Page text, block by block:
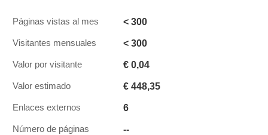
Páginas vistas al mes < 300
Visitantes mensuales < 300
Valor por visitante € 0,04
Valor estimado € 448,35
Enlaces externos 6
Número de páginas --